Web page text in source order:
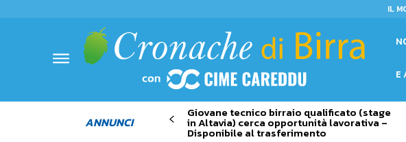
IL
E
ANNUNCI
Giovane tecnico birraio qualificato (stage
in Altavia) cerca opportunità lavorativa –
Disponibile al trasferimento